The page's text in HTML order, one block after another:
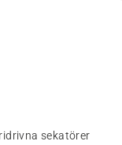
sekatörer